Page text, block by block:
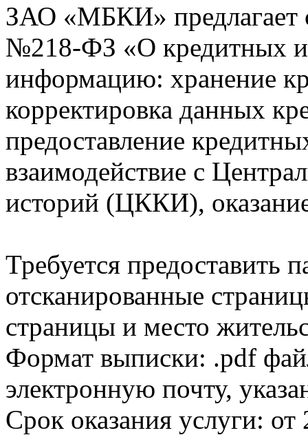
ЗАО «МБКИ» предлагает
№218-ФЗ «О кредитных
информацию: хранение
корректировка данных
предоставление
взаимодействие с
историй (ЦККИ),
Требуется предоставить
отсканированные
страницы и место
Формат выписки: .pdf
электронную почту,
Срок оказания услуги: от